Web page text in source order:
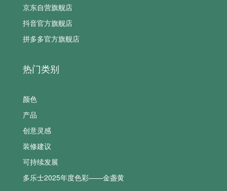
京东自营旗舰店
抖音官方旗舰店
拼多多官方旗舰店
热门类别
颜色
产品
创意灵感
装修建议
可持续发展
多乐士2025年度色彩——金盏黄